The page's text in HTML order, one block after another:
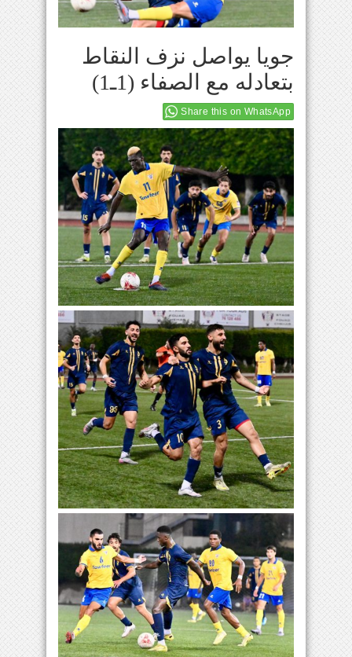
جويا يواصل نزف النقاط
بتعادله مع الصفاء (1ـ1)
Share this on WhatsApp